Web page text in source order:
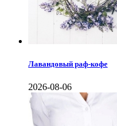
Лавандовый раф-кофе
2026-08-06